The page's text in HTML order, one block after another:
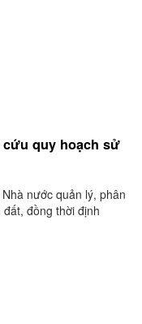
cứu quy hoạch sử
nước quản lý, phân
đồng thời định